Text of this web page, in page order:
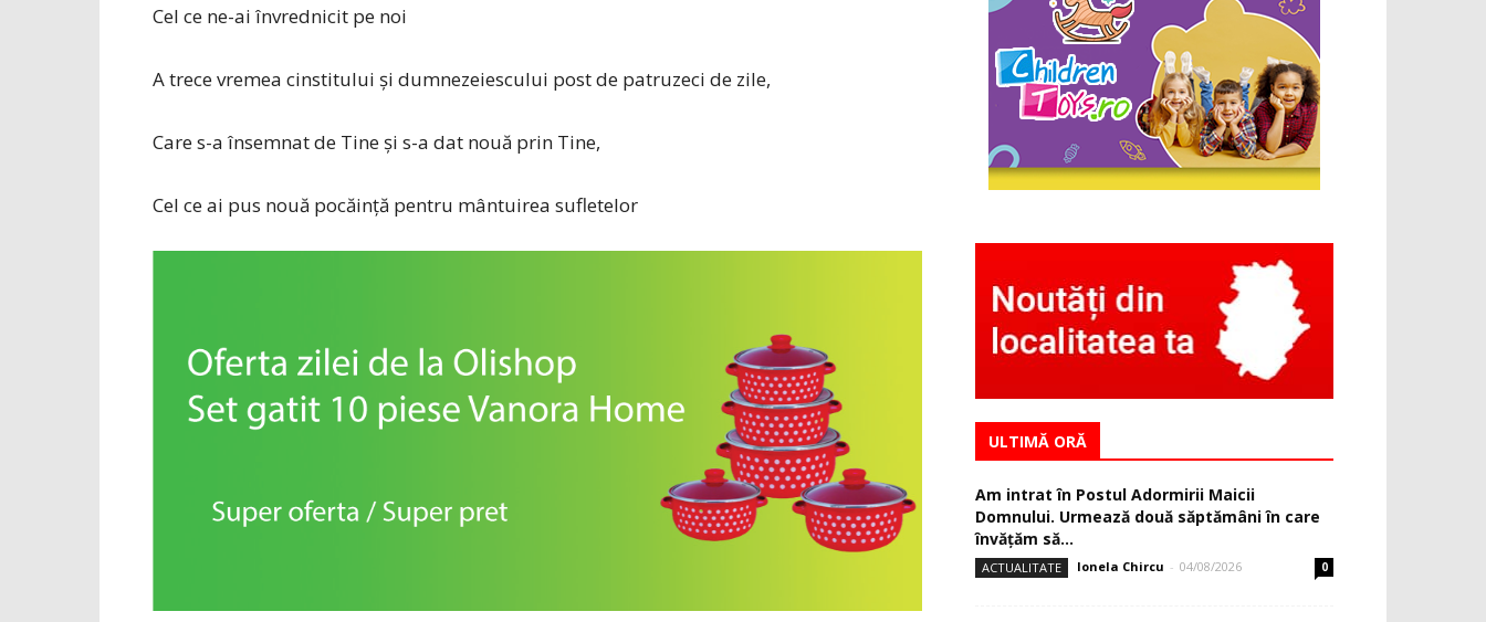
Cel ce ne-ai învrednicit pe noi
A trece vremea cinstitului şi dumnezeiescului post de patruzeci de zile,
Care s-a însemnat de Tine şi s-a dat nouă prin Tine,
Cel ce ai pus nouă pocăinţă pentru mântuirea sufletelor
ULTIMĂ ORĂ
Am intrat în Postul Adormirii Maicii
Domnului. Urmează două săptămâni în care
învăţăm să...
ACTUALITATE Ionela Chircu - 04/08/2026 0